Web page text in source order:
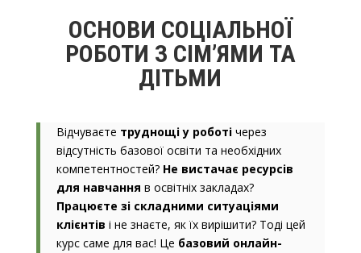
ОСНОВИ СОЦІАЛЬНОЇ
РОБОТИ З СІМ’ЯМИ ТА
ДІТЬМИ
Відчуваєте труднощі у роботічерез
відсутність базової освіти та необхідних
компетентностей? Не вистачає ресурсів
для навчання в освітніх закладах?
Працюєте зі складними ситуаціями
клієнтів і не знаєте, як їх вирішити? Тоді цей
курс саме для вас! Це базовий онлайн-